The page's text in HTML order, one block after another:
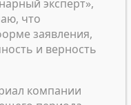
эксперт»,
что
заявления,
и верность
компании